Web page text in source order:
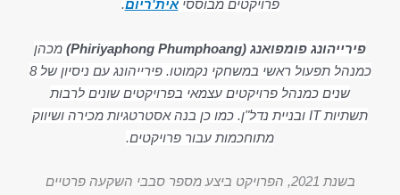
פרויקטים מבוססיאית'ריום.
פירייהונג פומפואנג (Phiriyaphong Phumphoang)
מכהן
כמנהל תפעול ראשי במשחקי נקמוטו. פירייהונג עם ניסיון של 8
שנים כמנהל פרויקטים עצמאי בפרויקטים שונים לרבות
תשתיות IT ובניית נדל"ן. כמו כן בנה אסטרטגיות מכירה ושיווק
מתוחכמות עבור פרויקטים.
בשנת 2021, הפרויקט ביצע מספר סבבי השקעה פרטיים